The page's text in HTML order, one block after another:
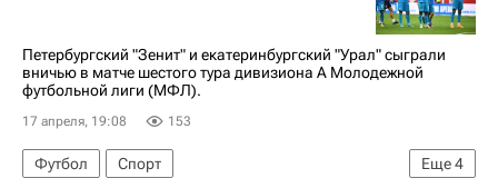
Петербургский "Зенит" и екатеринбургский "Урал" сыграли
вничью в матче шестого тура дивизиона А Молодежной
футбольной лиги (МФЛ).
17 апреля, 19:08 153
Еще4
Футбол Спорт